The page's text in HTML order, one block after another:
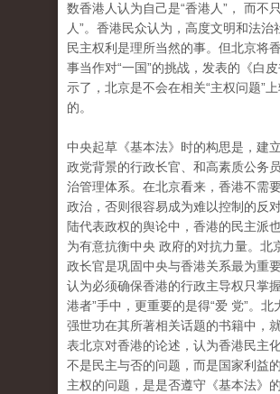
数香港人认为自己是“香港人”， 而不
人”。香港民众认为，高度文明和法治
民主权利是理所当然的事。但北京将
事当作对“一国”的挑战，发表的《白
示了，北京是不会在相关“主权问题”
的。
中央起草《基本法》时的构思是，建
政党背景的行政长官、和高素质公务
治管理体系。在北京看来，香港不需
政治，否则很容易成为难以控制的反
陆代表政权的舆论中，香港的民主派
为有意抗衡中央 政府的对抗力量。北
政长官是巩固中央与香港关系最为重
认为必须确保香港的行政主导权只掌
港者”手中，更重要的是得“爱 党”。北
强世功在其所著相关话题的书籍中，
表北京对香港的论述，认为香港民主
不是民主与否的问题，而是国家利益
主权的问题，是是否遵守《基本法》